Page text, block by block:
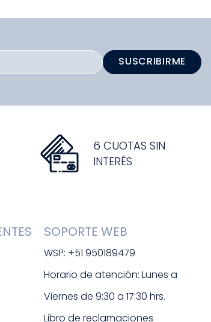
SUSCRIBIRME
6 CUOTAS SIN
INTERÉS
SOPORTE WEB
WSP: +51 950189479
Horario de atención: Lunes a
Viernes de 9:30 a 17:30 hrs.
Libro de reclamaciones